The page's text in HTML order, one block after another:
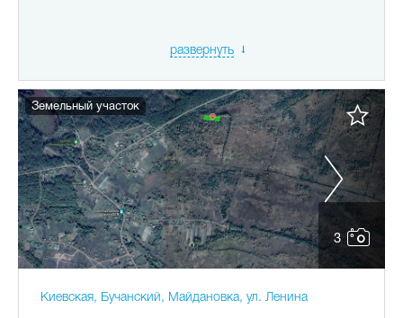
развернуть
3
Земельный участок
Киевская, Бучанский, Майдановка, ул. Ленина